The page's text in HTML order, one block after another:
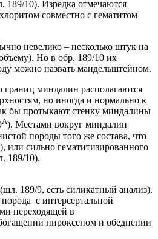
189/10). Изредка отмечаются
совместно с гематитом
невелико – несколько штук на
Но в обр. 189/10 их
можно назвать мандельштейном.
границ миндалин располагаются
но иногда и нормально к
бы протыкают стенку миндалины
А). Местами вокруг миндалин
породы того же состава, что
или сильно гематитизированного
189/10).
(шл. 189/9, есть силикатный анализ).
с интерсертальной
переходящей в
пироксеном и обеднении